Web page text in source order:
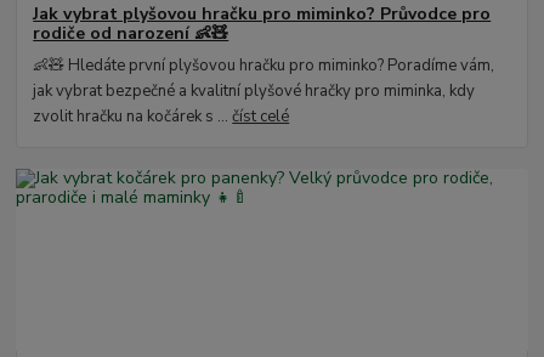
Jak vybrat plyšovou hračku pro miminko? Průvodce pro
rodiče od narození 👶🧸
👶🧸 Hledáte první plyšovou hračku pro miminko? Poradíme vám,
jak vybrat bezpečné a kvalitní plyšové hračky pro miminka, kdy
zvolit hračku na kočárek s ...číst celé